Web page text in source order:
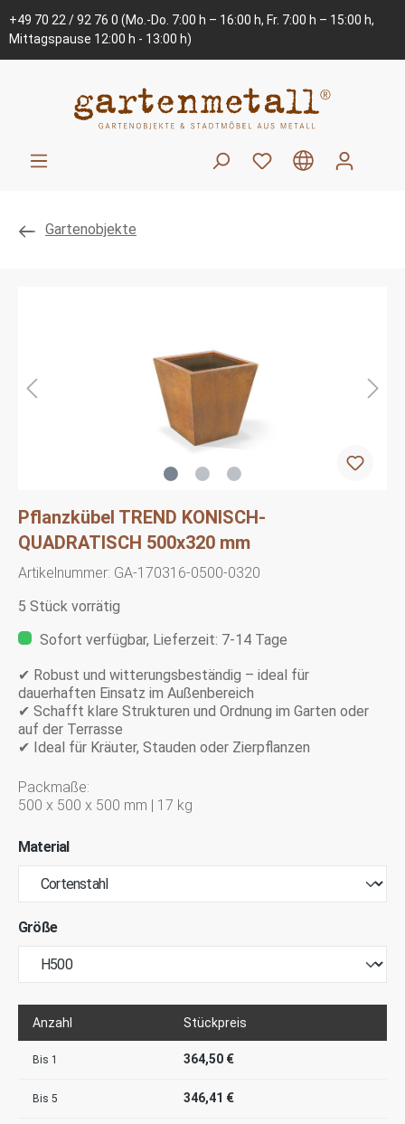
+49 70 22 / 92 76 0 (Mo.-Do. 7:00 h – 16:00 h, Fr. 7:00 h – 15:00 h,
Mittagspause 12:00 h - 13:00 h)
Gartenobjekte
Pflanzkübel TREND KONISCH-
QUADRATISCH 500x320 mm
Artikelnummer: GA-170316-0500-0320
5 Stück vorrätig
Sofort verfügbar, Lieferzeit: 7-14 Tage
✔ Robust und witterungsbeständig – ideal für
dauerhaften Einsatz im Außenbereich
✔ Schafft klare Strukturen und Ordnung im Garten oder
auf der Terrasse
✔ Ideal für Kräuter, Stauden oder Zierpflanzen
Packmaße:
500 x 500 x 500 mm | 17 kg
Material
Größe
Anzahl Stückpreis
Bis 1 364,50 €
Bis 5 346,41 €